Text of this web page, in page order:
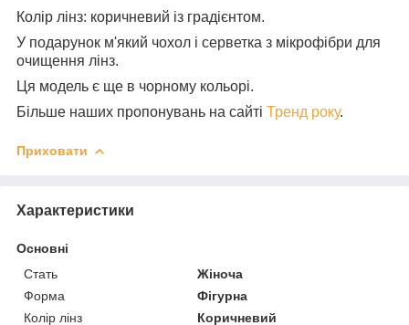
Колір лінз: коричневий із градієнтом.
У подарунок м'який чохол і серветка з мікрофібри для
очищення лінз.
Ця модель є ще в чорному кольорі.
Більше наших пропонувань на сайті Тренд року.
Приховати
Характеристики
Основні
Стать
Жіноча
Форма
Фігурна
Колір лінз
Коричневий